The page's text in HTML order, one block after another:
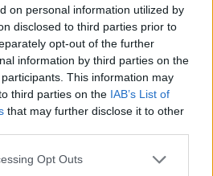
on personal information utilized by
disclosed to third parties prior to
opt-out of the further
information by third parties on the
participants. This information may
third parties on the IAB’s List of
that may further disclose it to other
Opt Outs